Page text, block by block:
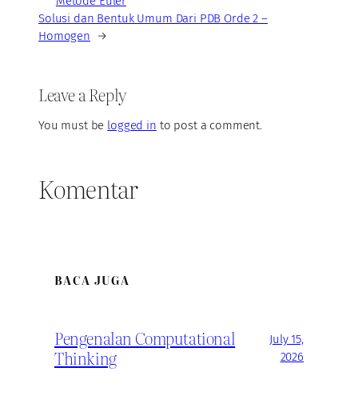
Solusi dan Bentuk Umum Dari PDB Orde 2 –
Homogen
→
Leave a Reply
You must be logged in to post a comment.
Komentar
BACA JUGA
Pengenalan Computational
Thinking
July 15,
2026